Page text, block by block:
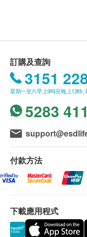
脈搏率
體重
血脂
總膽固醇
低密度膽固醇
三酸甘油脂
糖尿
肝功能
谷丙轉氨酵素
HK$160.0
如有爭議，健
心保留最後決定
報告：
進行健康檢查後，
期。輪侯報告講解
案所需時間或客人
查包含詳細書面驗
所有健康檢查/
途。當閣下身
訂購及查詢
3151
星期一至六早上9時至晚上12時;
5283
付款方法
下載應用程式